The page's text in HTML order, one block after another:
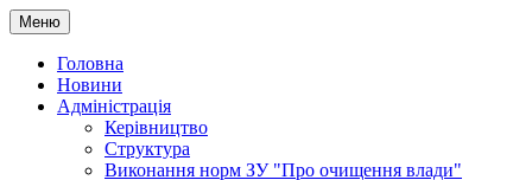
Меню
Головна
Новини
Адміністрація
Керівництво
Структура
Виконання норм ЗУ "Про очищення влади"